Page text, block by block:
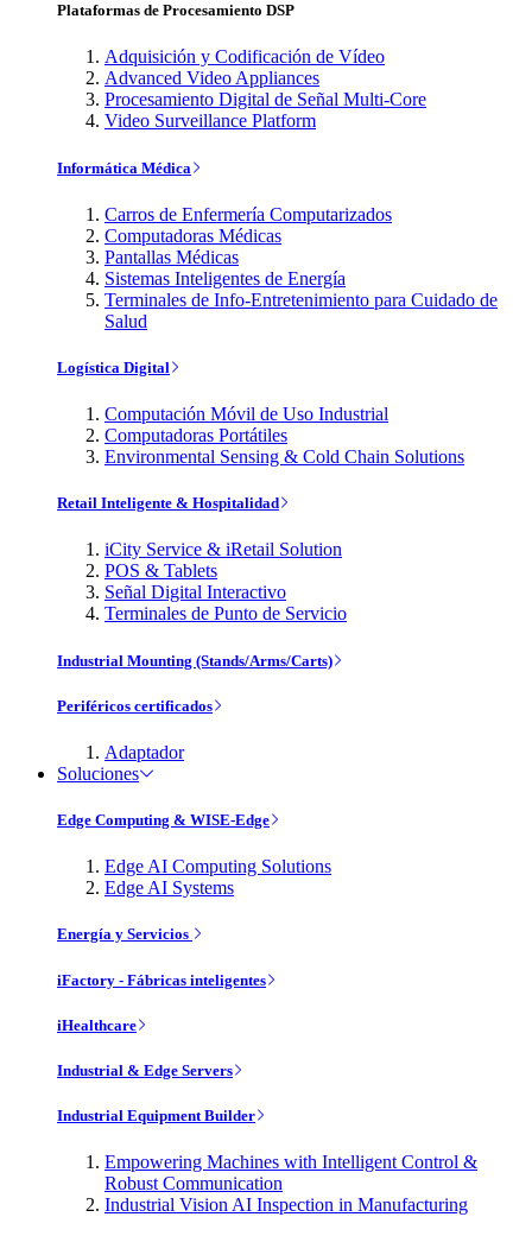
Plataformas de Procesamiento DSP
Adquisición y Codificación de Vídeo
Advanced Video Appliances
Procesamiento Digital de Señal Multi-Core
Video Surveillance Platform
Informática Médica
Carros de Enfermería Computarizados
Computadoras Médicas
Pantallas Médicas
Sistemas Inteligentes de Energía
Terminales de Info-Entretenimiento para Cuidado de
Salud
Logística Digital
Computación Móvil de Uso Industrial
Computadoras Portátiles
Environmental Sensing & Cold Chain Solutions
Retail Inteligente & Hospitalidad
iCity Service & iRetail Solution
POS & Tablets
Señal Digital Interactivo
Terminales de Punto de Servicio
Industrial Mounting (Stands/Arms/Carts)
Periféricos certificados
Adaptador
Soluciones
Edge Computing & WISE-Edge
Edge AI Computing Solutions
Edge AI Systems
Energía y Servicios
iFactory - Fábricas inteligentes
iHealthcare
Industrial & Edge Servers
Industrial Equipment Builder
Empowering Machines with Intelligent Control &
Robust Communication
Industrial Vision AI Inspection in Manufacturing